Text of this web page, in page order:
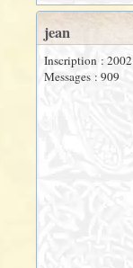
jean
Inscription : 2002
Messages : 909